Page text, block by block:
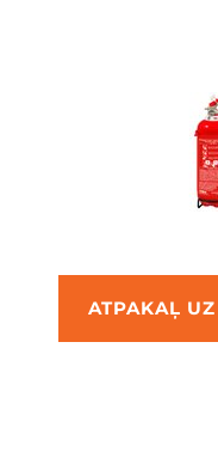
ATPAKAĻ